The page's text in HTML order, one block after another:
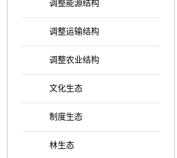
调整能源结构
调整运输结构
调整农业结构
文化生态
制度生态
林生态